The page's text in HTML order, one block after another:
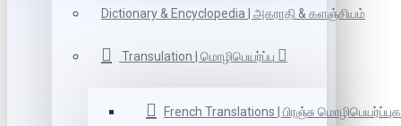
Dictionary & Encyclopedia | அகராதி & களஞ்சியம்
Transulation | மொழிபெயர்ப்பு
French Translations | பிரஞ்சு